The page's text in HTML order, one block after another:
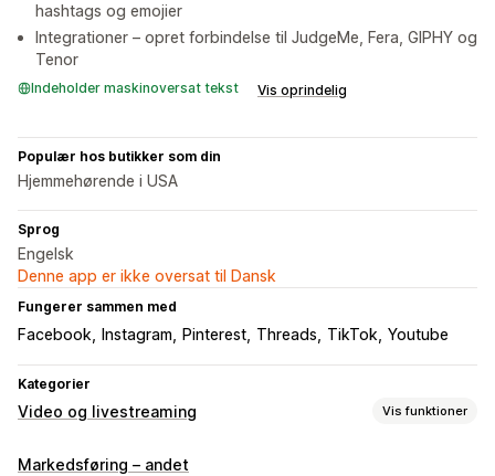
hashtags og emojier
Integrationer – opret forbindelse til JudgeMe, Fera, GIPHY og
Tenor
Indeholder maskinoversat tekst Vis oprindelig
Populær hos butikker som din
Hjemmehørende i USA
Sprog
Engelsk
Denne app er ikke oversat til Dansk
Fungerer sammen med
Facebook Instagram Pinterest Threads TikTok Youtube
Kategorier
Video og livestreaming Vis funktioner
Videoadministration
Markedsføring – andet